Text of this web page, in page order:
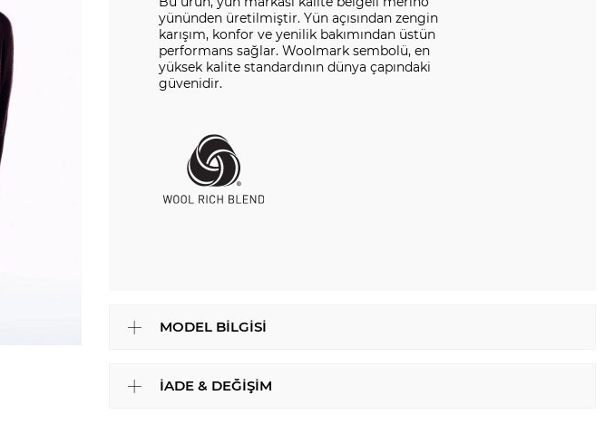
yününden üretilmiştir. Yün açısından zengin
karışım, konfor ve yenilik bakımından üstün
performans sağlar. Woolmark sembolü, en
yüksek kalite standardının dünya çapındaki
güvenidir.
MODEL BILGISI
İADE & DEĞIŞIM